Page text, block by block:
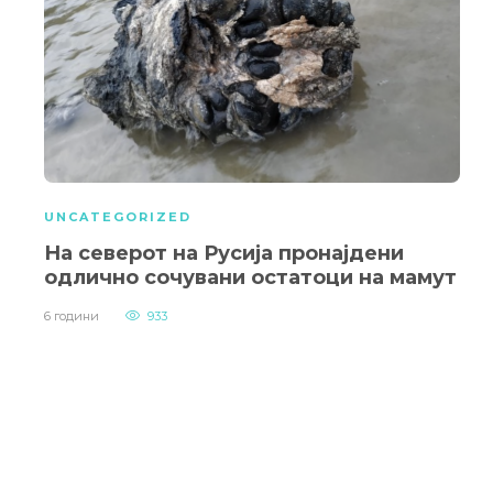
UNCATEGORIZED
На северот на Русија пронајдени
одлично сочувани остатоци на мамут
6 години 933